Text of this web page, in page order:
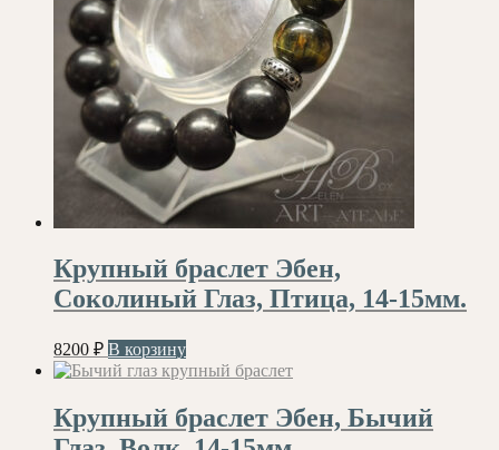
Крупный браслет Эбен,
Соколиный Глаз, Птица, 14-15мм.
8200 ₽ В корзину
Крупный браслет Эбен, Бычий